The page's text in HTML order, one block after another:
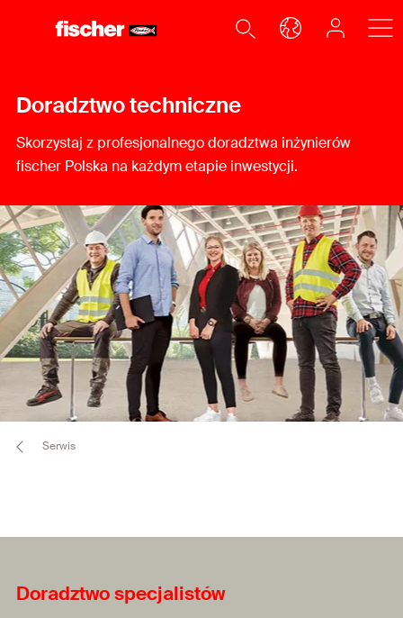
Doradztwo techniczne
Skorzystaj z profesjonalnego doradztwa inżynierów
fischer Polska na każdym etapie inwestycji.
Serwis
Doradztwo specjalistów